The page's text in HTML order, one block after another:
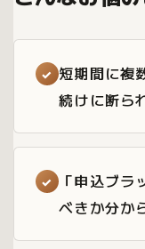
✓ 短期間に複
続けに断ら
✓
「申込ブ
べきか分か